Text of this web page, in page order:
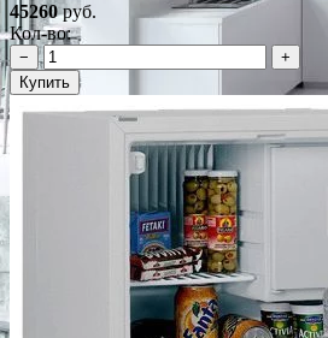
45260руб.
Кол-во:
−
+
Купить